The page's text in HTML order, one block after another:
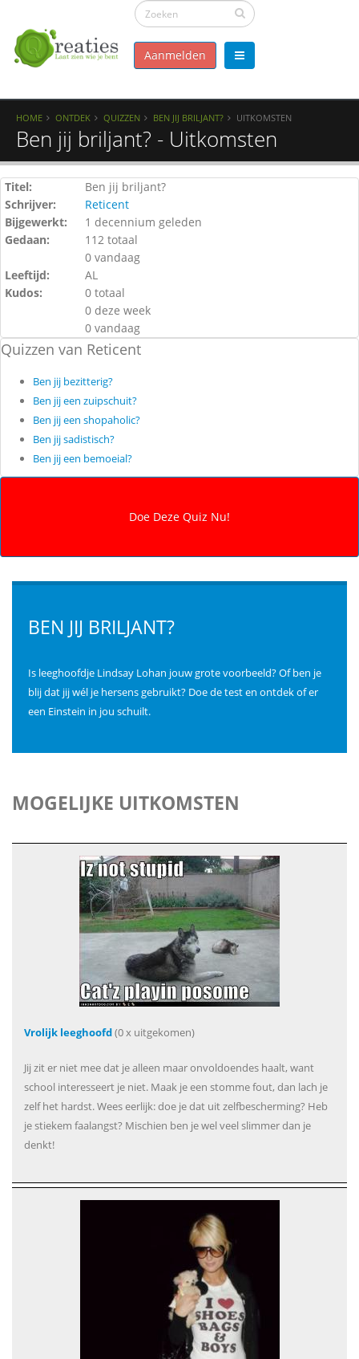
Aanmelden
HOME ONTDEK QUIZZEN BEN JIJ BRILJANT? UITKOMSTEN
Ben jij briljant? - Uitkomsten
Titel:
Ben jij briljant?
Schrijver:
Reticent
Bijgewerkt:
1 decennium geleden
Gedaan:
112 totaal
0 vandaag
Leeftijd:
AL
Kudos:
0 totaal
0 deze week
0 vandaag
Quizzen van Reticent
Ben jij bezitterig?
Ben jij een zuipschuit?
Ben jij een shopaholic?
Ben jij sadistisch?
Ben jij een bemoeial?
BEN JIJ BRILJANT?
Is leeghoofdje Lindsay Lohan jouw grote voorbeeld? Of ben je
blij dat jij wél je hersens gebruikt? Doe de test en ontdek of er
een Einstein in jou schuilt.
MOGELIJKE UITKOMSTEN
Vrolijk leeghoofd(0 x uitgekomen)
Jij zit er niet mee dat je alleen maar onvoldoendes haalt, want
school interesseert je niet. Maak je een stomme fout, dan lach je
zelf het hardst. Wees eerlijk: doe je dat uit zelfbescherming? Heb
je stiekem faalangst? Mischien ben je wel veel slimmer dan je
denkt!